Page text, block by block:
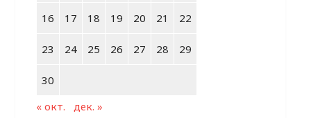
16 17 18 19 20 21 22
23 24 25 26 27 28 29
30
« окт.
дек. »